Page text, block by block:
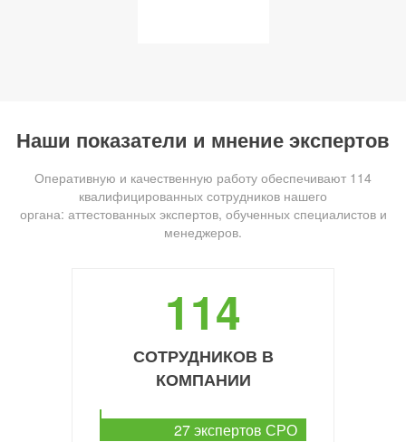
Наши показатели и мнение экспертов
Оперативную и качественную работу обеспечивают 114
квалифицированных сотрудников нашего
органа: аттестованных экспертов, обученных специалистов и
менеджеров.
114
СОТРУДНИКОВ В
КОМПАНИИ
27 экспертов СРО